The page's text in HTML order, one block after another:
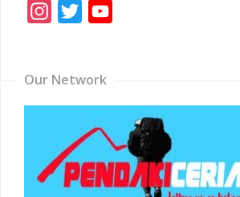
Instagram
Twitter
Our Network